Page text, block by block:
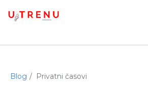
Blog Privatni časovi